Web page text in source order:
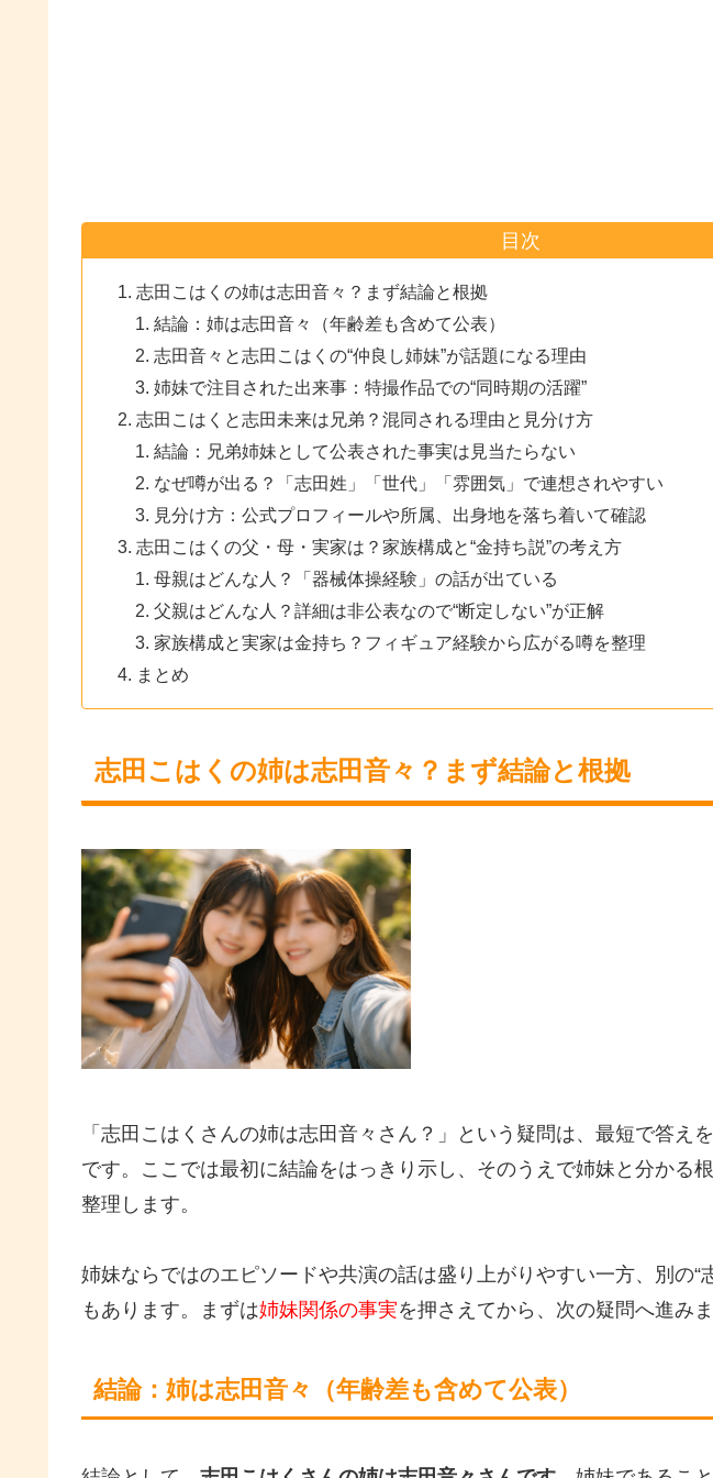
目次
志田こはくの姉は志田音々？まず結論と根拠
結論：姉は志田音々（年齢差も含めて公表）
志田音々と志田こはくの“仲良し姉妹”が話題になる理由
姉妹で注目された出来事：特撮作品での“同時期の活躍”
志田こはくと志田未来は兄弟？混同される理由と見分け方
結論：兄弟姉妹として公表された事実は見当たらない
なぜ噂が出る？「志田姓」「世代」「雰囲気」で連想されやすい
見分け方：公式プロフィールや所属、出身地を落ち着いて確認
志田こはくの父・母・実家は？家族構成と“金持ち説”の考え方
母親はどんな人？「器械体操経験」の話が出ている
父親はどんな人？詳細は非公表なので“断定しない”が正解
家族構成と実家は金持ち？フィギュア経験から広がる噂を整理
まとめ
志田こはくの姉は志田音々？まず結論と根拠
「志田こはくさんの姉は志田音々さん？」という疑問は、最短で答え
です。ここでは最初に結論をはっきり示し、そのうえで姉妹と分かる
整理します。
姉妹ならではのエピソードや共演の話は盛り上がりやすい一方、別の“
もあります。まずは姉妹関係の事実を押さえてから、次の疑問へ進みま
結論：姉は志田音々（年齢差も含めて公表）